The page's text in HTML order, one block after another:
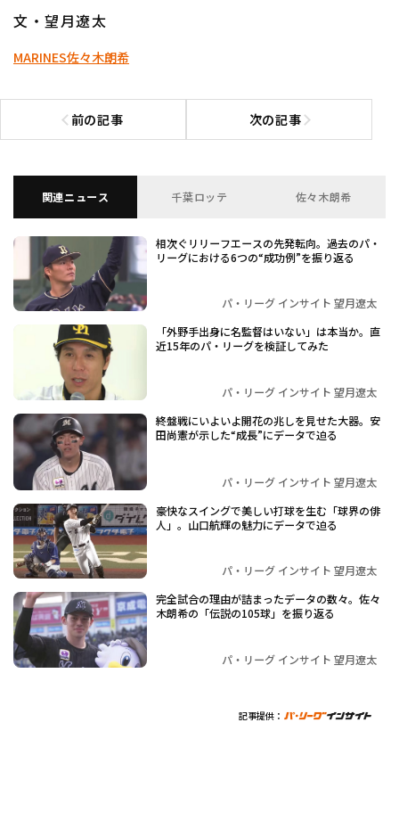
文・望月遼太
MARINES佐々木朗希
前の記事
前の記事へ 次の記事次の記事へ
関連ニュース 千葉ロッテ 佐々木朗希
相次ぐリリーフエースの先発転向。過去のパ・
リーグにおける6つの“成功例”を振り返る
パ・リーグ インサイト 望月遼太
「外野手出身に名監督はいない」は本当か。直
近15年のパ・リーグを検証してみた
パ・リーグ インサイト 望月遼太
終盤戦にいよいよ開花の兆しを見せた大器。安
田尚憲が示した“成長”にデータで迫る
パ・リーグ インサイト 望月遼太
豪快なスイングで美しい打球を生む「球界の俳
人」。山口航輝の魅力にデータで迫る
パ・リーグ インサイト 望月遼太
完全試合の理由が詰まったデータの数々。佐々
木朗希の「伝説の105球」を振り返る
パ・リーグ インサイト 望月遼太
記事提供：